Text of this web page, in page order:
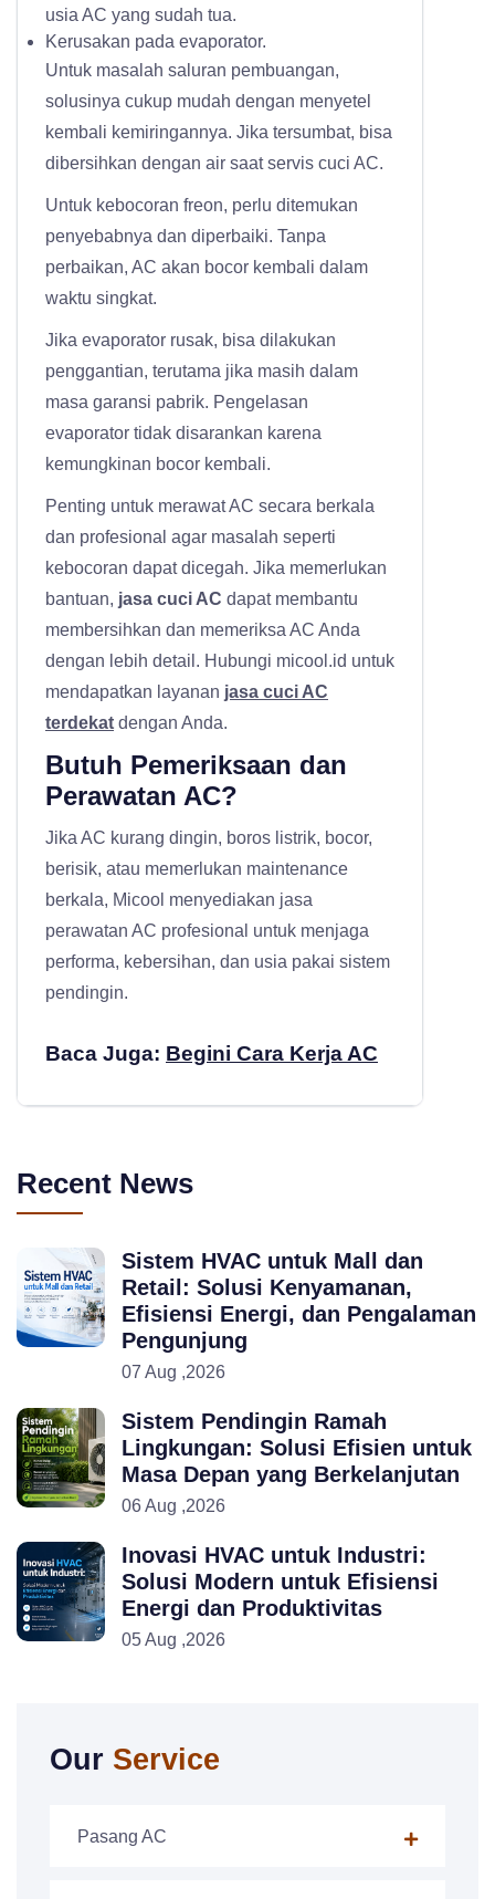
usia AC yang sudah tua.
Kerusakan pada evaporator.
Untuk masalah saluran pembuangan,
solusinya cukup mudah dengan menyetel
kembali kemiringannya. Jika tersumbat, bisa
dibersihkan dengan air saat servis cuci AC.
Untuk kebocoran freon, perlu ditemukan
penyebabnya dan diperbaiki. Tanpa
perbaikan, AC akan bocor kembali dalam
waktu singkat.
Jika evaporator rusak, bisa dilakukan
penggantian, terutama jika masih dalam
masa garansi pabrik. Pengelasan
evaporator tidak disarankan karena
kemungkinan bocor kembali.
Penting untuk merawat AC secara berkala
dan profesional agar masalah seperti
kebocoran dapat dicegah. Jika memerlukan
bantuan, jasa cuci AC dapat membantu
membersihkan dan memeriksa AC Anda
dengan lebih detail. Hubungi micool.id untuk
mendapatkan layanan jasa cuci AC
terdekat dengan Anda.
Butuh Pemeriksaan dan
Perawatan AC?
Jika AC kurang dingin, boros listrik, bocor,
berisik, atau memerlukan maintenance
berkala, Micool menyediakan jasa
perawatan AC profesional untuk menjaga
performa, kebersihan, dan usia pakai sistem
pendingin.
Baca Juga: Begini Cara Kerja AC
Recent News
Sistem HVAC untuk Mall dan
Retail: Solusi Kenyamanan,
Efisiensi Energi, dan Pengalaman
Pengunjung
07 Aug ,2026
Sistem Pendingin Ramah
Lingkungan: Solusi Efisien untuk
Masa Depan yang Berkelanjutan
06 Aug ,2026
Inovasi HVAC untuk Industri:
Solusi Modern untuk Efisiensi
Energi dan Produktivitas
05 Aug ,2026
Our Service
Pasang AC